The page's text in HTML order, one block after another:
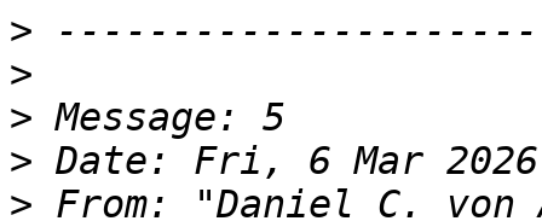
>
>
>
>
>